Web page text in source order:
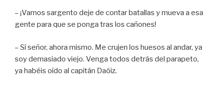
– ¡Vamos sargento deje de contar batallas y mueva a esa
gente para que se ponga tras los cañones!
– Sí señor, ahora mismo. Me crujen los huesos al andar, ya
soy demasiado viejo. Venga todos detrás del parapeto,
ya habéis oído al capitán Daóiz.